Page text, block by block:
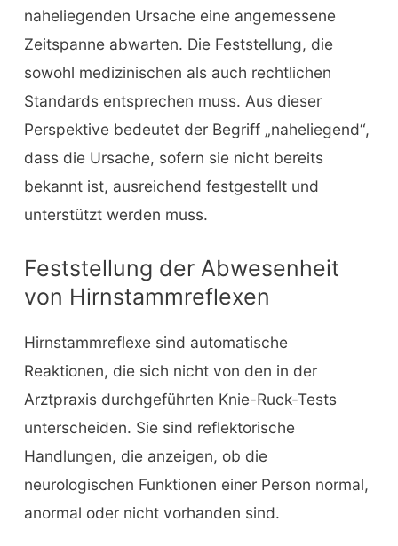
naheliegenden Ursache eine angemessene
Zeitspanne abwarten. Die Feststellung, die
sowohl medizinischen als auch rechtlichen
Standards entsprechen muss. Aus dieser
Perspektive bedeutet der Begriff „naheliegend“,
dass die Ursache, sofern sie nicht bereits
bekannt ist, ausreichend festgestellt und
unterstützt werden muss.
Feststellung der Abwesenheit
von Hirnstammreflexen
Hirnstammreflexe sind automatische
Reaktionen, die sich nicht von den in der
Arztpraxis durchgeführten Knie-Ruck-Tests
unterscheiden. Sie sind reflektorische
Handlungen, die anzeigen, ob die
neurologischen Funktionen einer Person normal,
anormal oder nicht vorhanden sind.